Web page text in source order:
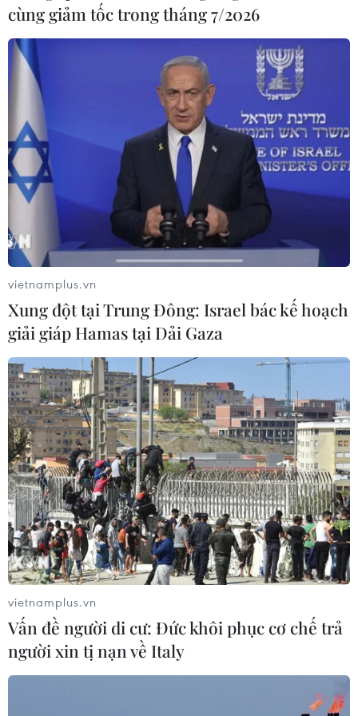
cùng giảm tốc trong tháng 7/2026
vietnamplus.vn
Xung đột tại Trung Đông: Israel bác kế hoạch
giải giáp Hamas tại Dải Gaza
vietnamplus.vn
Vấn đề người di cư: Đức khôi phục cơ chế trả
người xin tị nạn về Italy